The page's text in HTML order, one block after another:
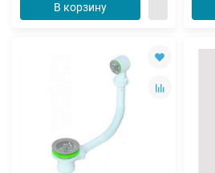
В корзину